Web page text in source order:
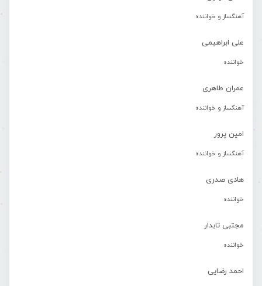
آهنگساز و خواننده
علی ابراهیمی
خواننده
عمران طاهری
آهنگساز و خواننده
امین پرور
آهنگساز و خواننده
هادی صدری
خواننده
مجتبی تابدار
خواننده
احمد رضایی